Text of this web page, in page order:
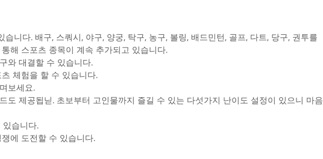
니다. 배구, 스쿼시, 야구, 양궁, 탁구, 농구, 볼링, 배드민턴, 골프, 다트, 당구, 권투를
해 스포츠 종목이 계속 추가되고 있습니다.
와 대결할 수 있습니다.
체험을 할 수 있습니다.
보세요.
도 제공됩닏. 초보부터 고인물까지 즐길 수 있는 다섯가지 난이도 설정이 있으니 마음
있습니다.
에 도전할 수 있습니다.